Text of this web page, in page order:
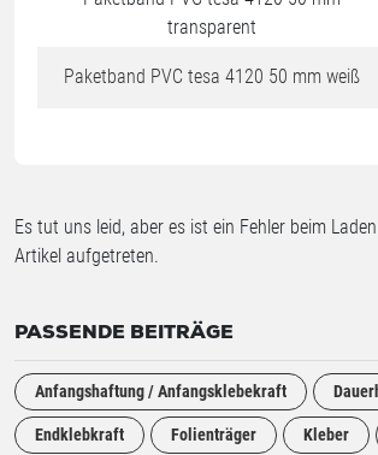
transparent
Paketband PVC tesa 4120 50 mm weiß
Es tut uns leid, aber es ist ein Fehler beim
Artikel aufgetreten.
PASSENDE BEITRÄGE
Anfangshaftung / Anfangsklebekraft
Endklebkraft Folienträger Kleber